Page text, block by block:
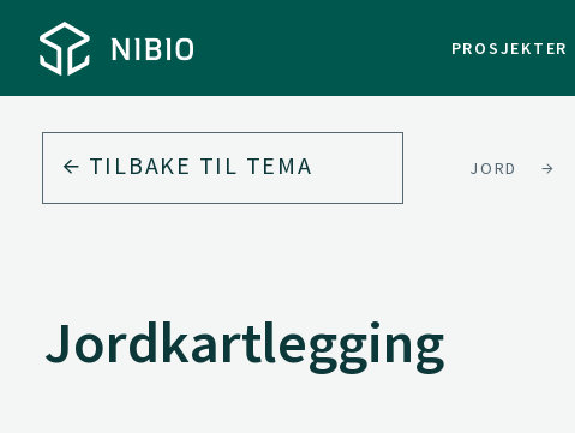
PROSJEKTER
TILBAKE TIL TEMA JORD
Jordkartlegging